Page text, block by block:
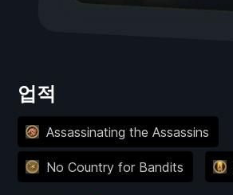
업적
Assassinating the Assassins
No Country for Bandits